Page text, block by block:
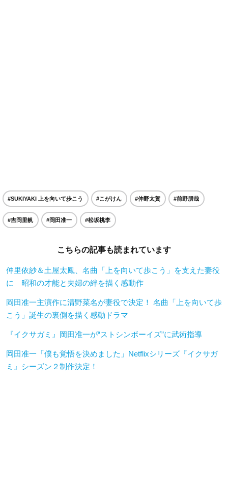
#SUKIYAKI 上を向いて歩こう #こがけん #仲野太賀 #前野朋哉
#吉岡里帆 #岡田准一 #松坂桃李
こちらの記事も読まれています
仲里依紗＆土屋太鳳、名曲「上を向いて歩こう」を支えた妻役
に 昭和の才能と夫婦の絆を描く感動作
岡田准一主演作に清野菜名が妻役で決定！ 名曲「上を向いて歩
こう」誕生の裏側を描く感動ドラマ
『イクサガミ』岡田准一が“ストシンボーイズ”に武術指導
岡田准一「僕も覚悟を決めました」Netflixシリーズ『イクサガ
ミ』シーズン２制作決定！